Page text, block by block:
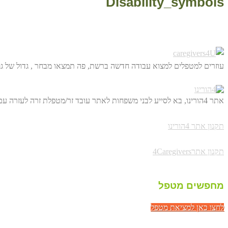
עוזרים למטפלים למצוא עבודה חדשה ברשת, פה תמצאו מבחר , גדול של
אתר 4הורינו, בא לסייע לבני משפחות לאתר עובד זר/מטפלת זרה לעזרה עם הורים מבוגרים. באופן ישיר, דרך הרשת ולחסוך לכם מאות שקלים.
תקנון אתר 4הורינו
תקנון אתר4Caregivers
מחפשים מטפל
לחצו כאן למציאת מטפל